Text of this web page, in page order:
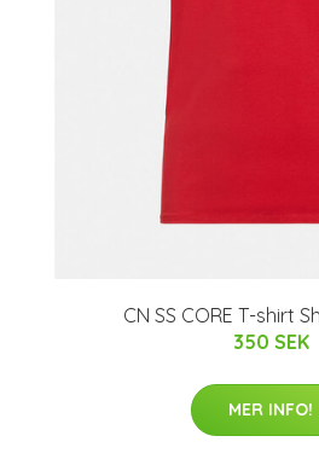
CN SS CORE T-shirt
350 SEK
MER INFO!